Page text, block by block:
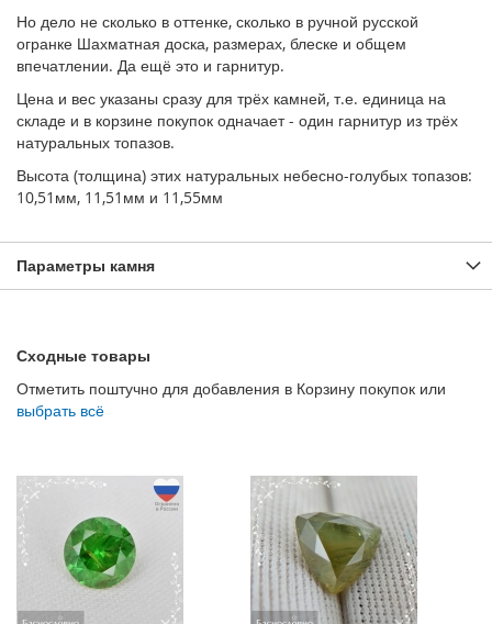
Но дело не сколько в оттенке, сколько в ручной русской
огранке Шахматная доска, размерах, блеске и общем
впечатлении. Да ещё это и гарнитур.
Цена и вес указаны сразу для трёх камней, т.е. единица на
складе и в корзине покупок одначает - один гарнитур из трёх
натуральных топазов.
Высота (толщина) этих натуральных небесно-голубых топазов:
10,51мм, 11,51мм и 11,55мм
Параметры камня
Сходные товары
Отметить поштучно для добавления в Корзину покупок или
выбрать всё